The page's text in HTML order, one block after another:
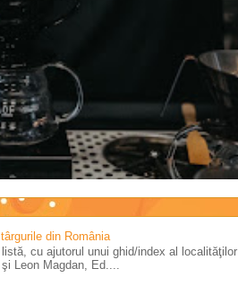
din România
cu ajutorul unui ghid/index al localităţilor
Leon Magdan, Ed....